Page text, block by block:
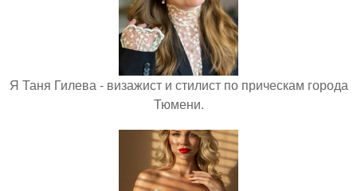
Я Таня Гилева - визажист и стилист по прическам города
Тюмени.